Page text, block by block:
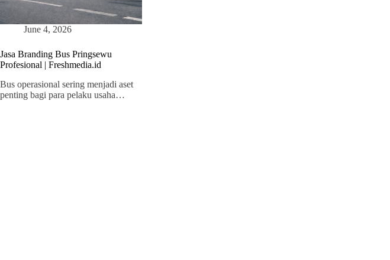
June 4, 2026
Jasa Branding Bus Pringsewu
Profesional | Freshmedia.id
Bus operasional sering menjadi aset
penting bagi para pelaku usaha…